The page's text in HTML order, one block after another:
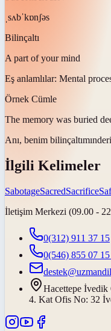
ˌsʌbˈkɒnʃəs
Bilinçaltı
A part of your mind
Eş anlamlılar: Mental
Örnek Cümle
The memory was buried
Anı, benim bilinçaltımın
İlgili Kelimeler
SabotageSacredSacrifice
İletişim Merkezi (09.00 -
0(312) 911 37 15
0(546) 855 07 15
Hacettepe
4. Kat Ofis No: 32